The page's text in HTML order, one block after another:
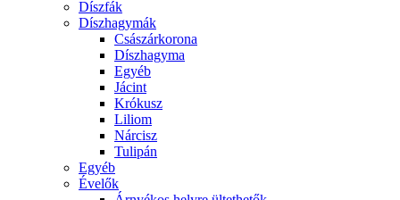
Díszfák
Díszhagymák
Császárkorona
Díszhagyma
Egyéb
Jácint
Krókusz
Liliom
Nárcisz
Tulipán
Egyéb
Évelők